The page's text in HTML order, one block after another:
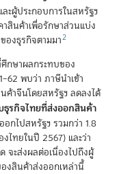
ะผู้ประกอบการในสหรัฐฯ
สินค้าเพื่อรักษาส่วนแบ่ง
องธุรกิจตามมา2
กษาผลกระทบของ
พบว่า ภาษีนำเข้า
ค้าจีนโดยสหรัฐฯ ลดลงได้
ธุรกิจไทยที่ส่งออกสินค้า
กไปสหรัฐฯ รวมกว่า 1.8
ไทยในปี 2567) และว่า
จะส่งผลต่อเนื่องไปถึงผู้
งสินค้าส่งออกเหล่านี้